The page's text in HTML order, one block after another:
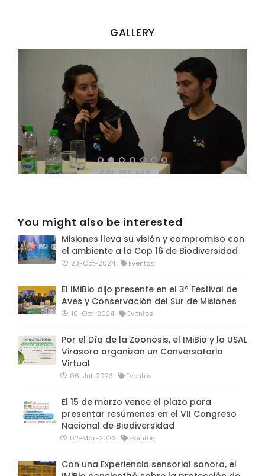
GALLERY
You might also be interested
Misiones lleva su visión y compromiso con
el ambiente a la Cop 16 de Biodiversidad
23-Oct-2024 Eventos
El IMiBio dijo presente en el 3º Festival de
Aves y Conservación del Sur de Misiones
10-Oct-2024 Eventos
Por el Día de la Zoonosis, el IMiBio y la USAL
Virasoro organizan un Conversatorio
Virtual
06-Jul-2023 Eventos
El 15 de marzo vence el plazo para
presentar resúmenes en el VII Congreso
Nacional de Biodiversidad
02-Mar-2023 Eventos
Con una Experiencia sensorial sonora, el